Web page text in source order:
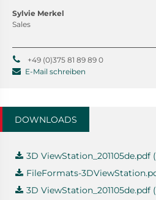
Sylvie Merkel
Sales
+49 (0)375 81 89 89 0
E-Mail schreiben
DOWNLOADS
3D ViewStation_201105de.pdf
FileFormats-
3D ViewStation_201105de.pdf